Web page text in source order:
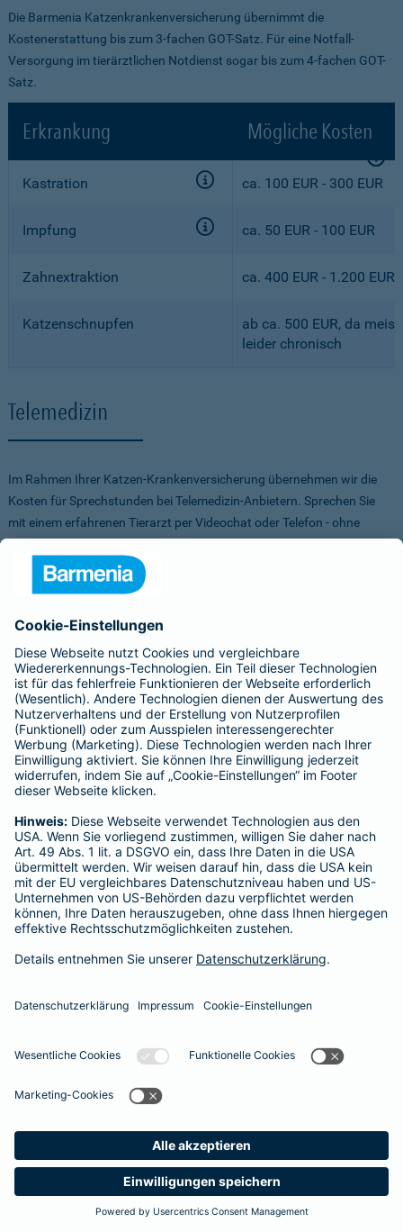
Suche Produkte
Barmenia
Die Barmenia Katzenkrankenversicherung übernimmt die
Kostenerstattung bis zum 3-fachen GOT-Satz. Für eine Notfall-
Versorgung im tierärztlichen Notdienst sogar bis zum 4-fachen GOT-
Satz.
Erkrankung Mögliche Kosten
Kastration ca. 100 EUR - 300 EUR
Impfung ca. 50 EUR - 100 EUR
Zahnextraktion ca. 400 EUR - 1.200 EUR
Katzenschnupfen
ab ca. 500 EUR, da
leider chronisch
Telemedizin
Im Rahmen Ihrer Katzen-Krankenversicherung übernehmen wir die
Kosten für Sprechstunden bei Telemedizin-Anbietern. Sprechen Sie
mit einem erfahrenen Tierarzt per Videochat oder Telefon - ohne
Stress für Sie und Ihr Tier.
Um Ihnen die Auswahl der Anbieter zu erleichtern, haben wir vorab
Anbieter verglichen, getestet und Vorteile für Sie vereinbart. Sowohl
bei FirstVet als auch bei Pfotendoctor profitieren Sie von einer
Direktabrechnung. Die Kosten werden also direkt zwischen dem
Anbieter und uns abgerechnet.
Für mehr Infos zu den Anbietern klicken Sie auf die Logos.
365 Tage / 24 Stunden
365 Tage / 24 Stunden